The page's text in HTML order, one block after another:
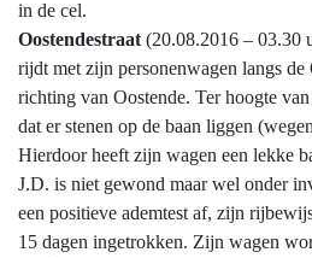
in de cel.
Oostendestraat (20.08.2016 – 03.30
rijdt met zijn personenwagen langs de
richting van Oostende. Ter hoogte
dat er stenen op de baan liggen
Hierdoor heeft zijn wagen een lekke
J.D. is niet gewond maar wel onder
een positieve ademtest af, zijn
15 dagen ingetrokken. Zijn wagen